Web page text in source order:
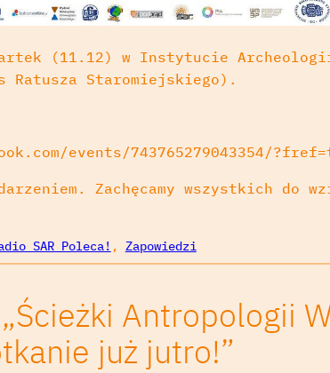
(11.12) w Instytucie
Staromiejskiego).
events/743765279043354/
Zachęcamy wszystkich do
SAR Poleca! , Zapowiedzi
Antropologii
już jutro!”